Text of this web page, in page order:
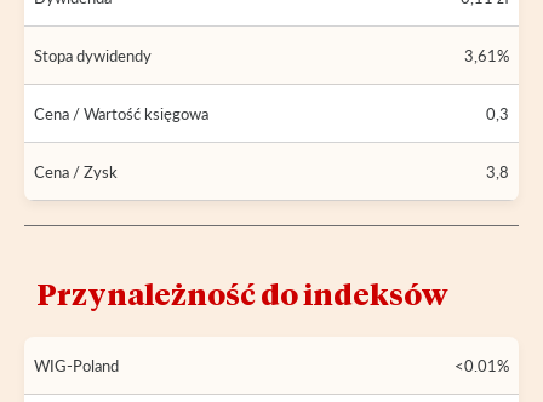
Stopa dywidendy 3,61%
Cena / Wartość księgowa 0,3
Cena / Zysk 3,8
Przynależność do indeksów
WIG-Poland <0.01%